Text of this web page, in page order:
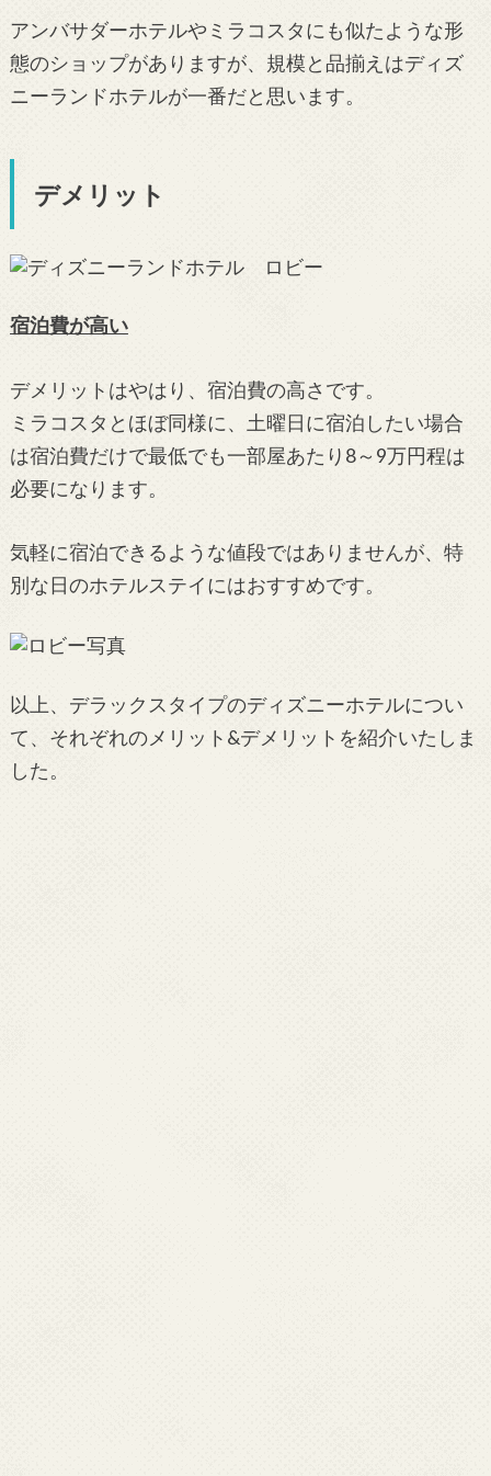
アンバサダーホテルやミラコスタにも似たような形
態のショップがありますが、規模と品揃えはディズ
ニーランドホテルが一番だと思います。
デメリット
宿泊費が高い
デメリットはやはり、宿泊費の高さです。
ミラコスタとほぼ同様に、土曜日に宿泊したい場合
は宿泊費だけで最低でも一部屋あたり8～9万円程は
必要になります。
気軽に宿泊できるような値段ではありませんが、特
別な日のホテルステイにはおすすめです。
以上、デラックスタイプのディズニーホテルについ
て、それぞれのメリット&デメリットを紹介いたしま
した。